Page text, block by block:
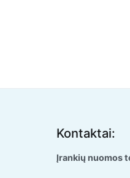
Kontaktai:
Įrankių nuomos